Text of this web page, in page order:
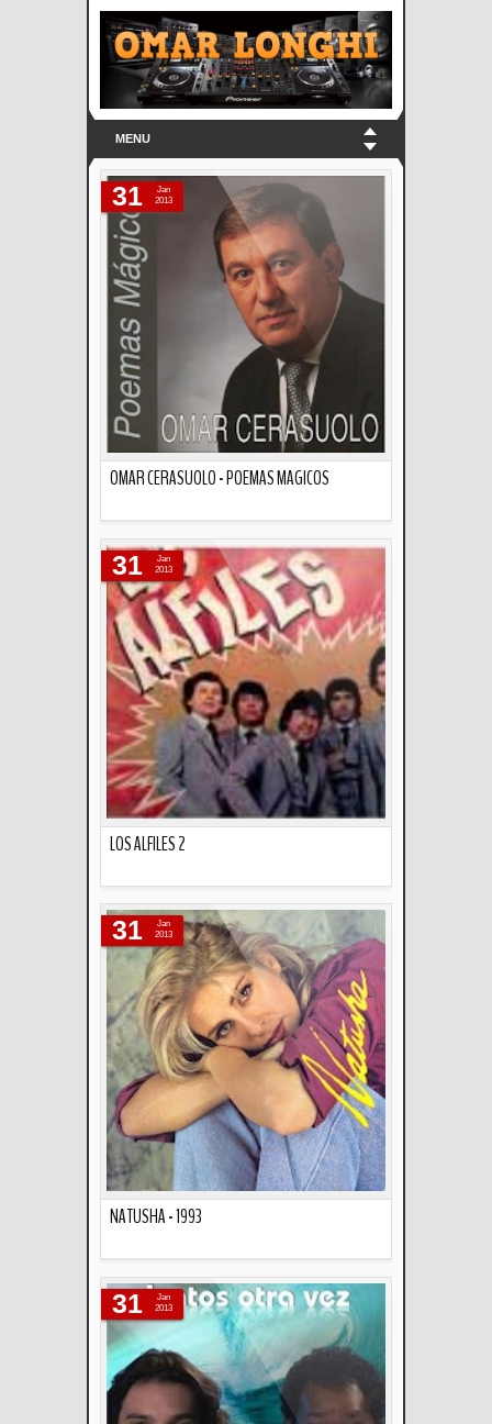
MENU
OMAR CERASUOLO - POEMAS MAGICOS
31
Jan
2013
LOS ALFILES 2
31
Jan
2013
NATUSHA - 1993
31
Jan
2013
31
Jan
2013